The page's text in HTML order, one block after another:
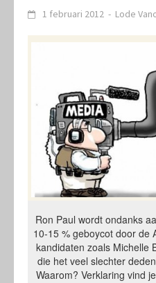
1 februari 2012 - Lode
Ron Paul wordt ondanks
10-15 % geboycot door de
kandidaten zoals Michelle
die het veel slechter
Waarom? Verklaring vind